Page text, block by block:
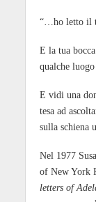
“…ho letto il
E la tua
qualche
E vidi una
tesa ad
sulla schiena
Nel 1977
of New York
letters of